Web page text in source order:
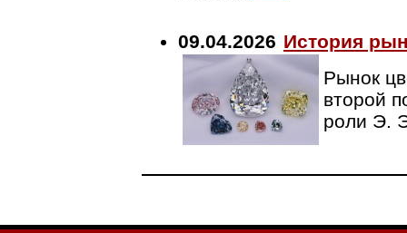
09.04.2026 История
Рынок
второй
роли Э.